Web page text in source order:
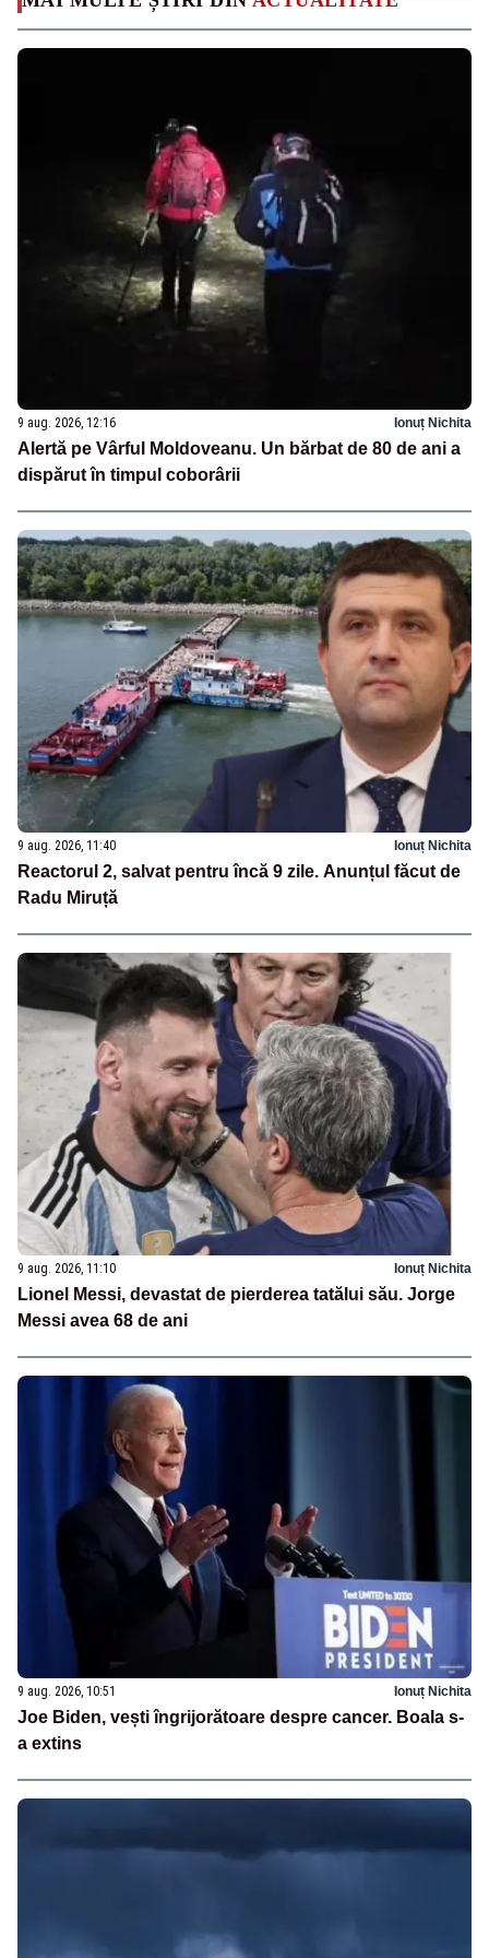
9 aug. 2026, 12:16 Ionuț Nichita
Alertă pe Vârful Moldoveanu. Un bărbat de 80 de ani a
dispărut în timpul coborârii
9 aug. 2026, 11:40 Ionuț Nichita
Reactorul 2, salvat pentru încă 9 zile. Anunțul făcut de
Radu Miruță
9 aug. 2026, 11:10 Ionuț Nichita
Lionel Messi, devastat de pierderea tatălui său. Jorge
Messi avea 68 de ani
9 aug. 2026, 10:51 Ionuț Nichita
Joe Biden, vești îngrijorătoare despre cancer. Boala s-
a extins